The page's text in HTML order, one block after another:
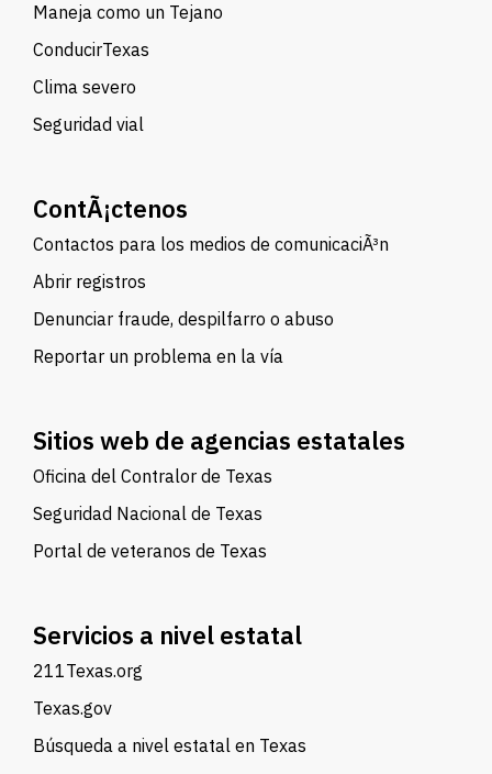
Maneja como un Tejano
ConducirTexas
Clima severo
Seguridad vial
ContÃ¡ctenos
Contactos para los medios de comunicaciÃ³n
Abrir registros
Denunciar fraude, despilfarro o abuso
Reportar un problema en la vía
Sitios web de agencias estatales
Oficina del Contralor de Texas
Seguridad Nacional de Texas
Portal de veteranos de Texas
Servicios a nivel estatal
211Texas.org
Texas.gov
Búsqueda a nivel estatal en Texas